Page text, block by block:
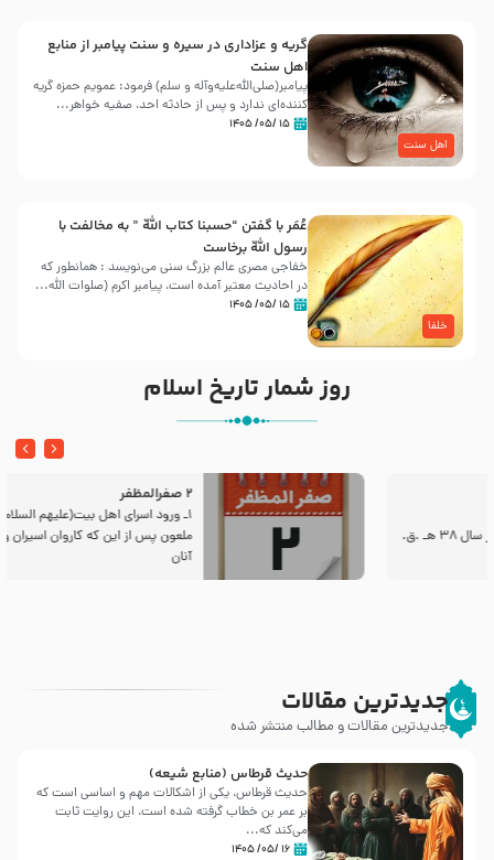
اهل سنت
گریه و عزاداری در سیره و سنت پیامبر از منابع
اهل سنت
پیامبر(صلی‌الله‌علیه‌وآله و سلم) فرمود: عمویم حمزه گریه
کننده‌ای ندارد و پس از حادثه احد، صفیه خواهر...
۱۵ /۰۵/ ۱۴۰۵
خلفا
عُمَر با گفتن “حسبنا كتاب اللّه ” به مخالفت با
رسول اللّه برخاست
خفاجی مصری عالم بزرگ سنی می‌نویسد : همانطور که
در احادیث معتبر آمده است، پیامبر اکرم (صلوات اللّه...
۱۵ /۰۵/ ۱۴۰۵
روز شمار تاریخ اسلام
2 صفرالمظفر
1ـ ورود اسراى اهل بیت‌(علیهم السلام) به مجلس یزید
ملعون پس از این كه كاروان اسیران وارد شام شدند،
جدیدترین مقالات
جدیدترین مقالات و مطالب منتشر شده
حدیث قرطاس (منابع شیعه)
حدیث قرطاس، یکی از اشکالات مهم و اساسی است که
بر عمر بن خطاب گرفته شده است، این روایت ثابت
می‌کند که...
۱۶ /۰۵/ ۱۴۰۵